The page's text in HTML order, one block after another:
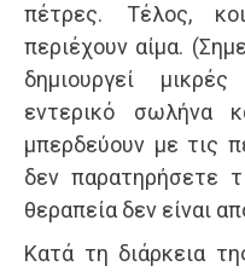
πέτρες. Τέλος,
περιέχουν αίμα.
δημιουργεί
εντερικό σωλήνα
μπερδεύουν με τις
δεν παρατηρήσετε
θεραπεία δεν είναι
Κατά τη διάρκεια